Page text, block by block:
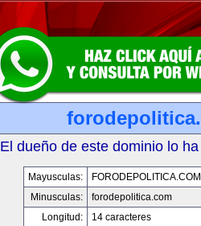
El dueño de este dominio lo
Mayusculas:
FORODEPOLITICA.COM
Minusculas:
forodepolitica.com
Longitud:
14 caracteres